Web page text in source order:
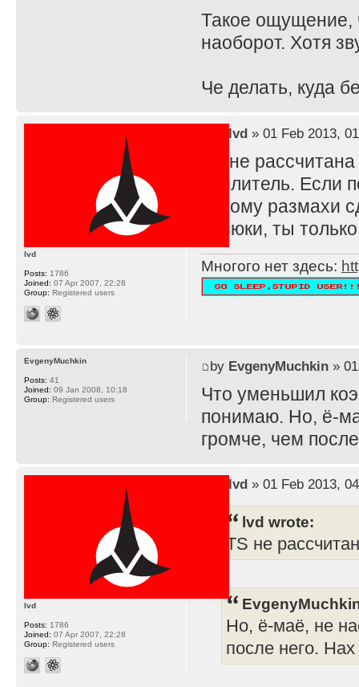
Такое ощущение,
наоборот. Хотя
Че делать, куда
lvd» 01 Feb 2013,
TS не
усилитель. Если
потому размахи
резюки, ты
Многого нет здесь:
lvd
Posts: 1786
Joined: 07 Apr 2007, 22:28
Group: Registered users
by EvgenyMuchkin» 01
Что уменьшил
понимаю. Но, ё-
громче, чем
EvgenyMuchkin
Posts: 41
Joined: 09 Jan 2008, 10:18
Group: Registered users
lvd» 01 Feb 2013,
lvd wrote:
TS не
Но, ё-маё, не
после него.
lvd
Posts: 1786
Joined: 07 Apr 2007, 22:28
Group: Registered users